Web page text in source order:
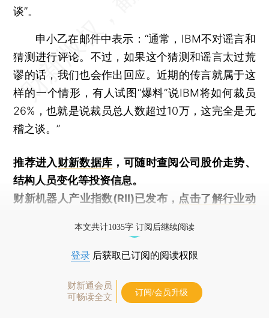
谈”。
申小乙在邮件中表示：“通常，IBM不对谣言和
猜测进行评论。不过，如果这个猜测和谣言太过荒
谬的话，我们也会作出回应。近期的传言就属于这
样的一个情形，有人试图“爆料”说IBM将如何裁员
26%，也就是说裁员总人数超过10万，这完全是无
稽之谈。”
推荐进入财新数据库 ，可随时查阅公司股价走势、
结构人员变化等投资信息。
财新机器人产业指数(RII)已发布， 点击了解行业动
本文共计1035字 订阅后继续阅读
登录 后获取已订阅的阅读权限
财新通会员
可畅读全文
订阅/会员升级